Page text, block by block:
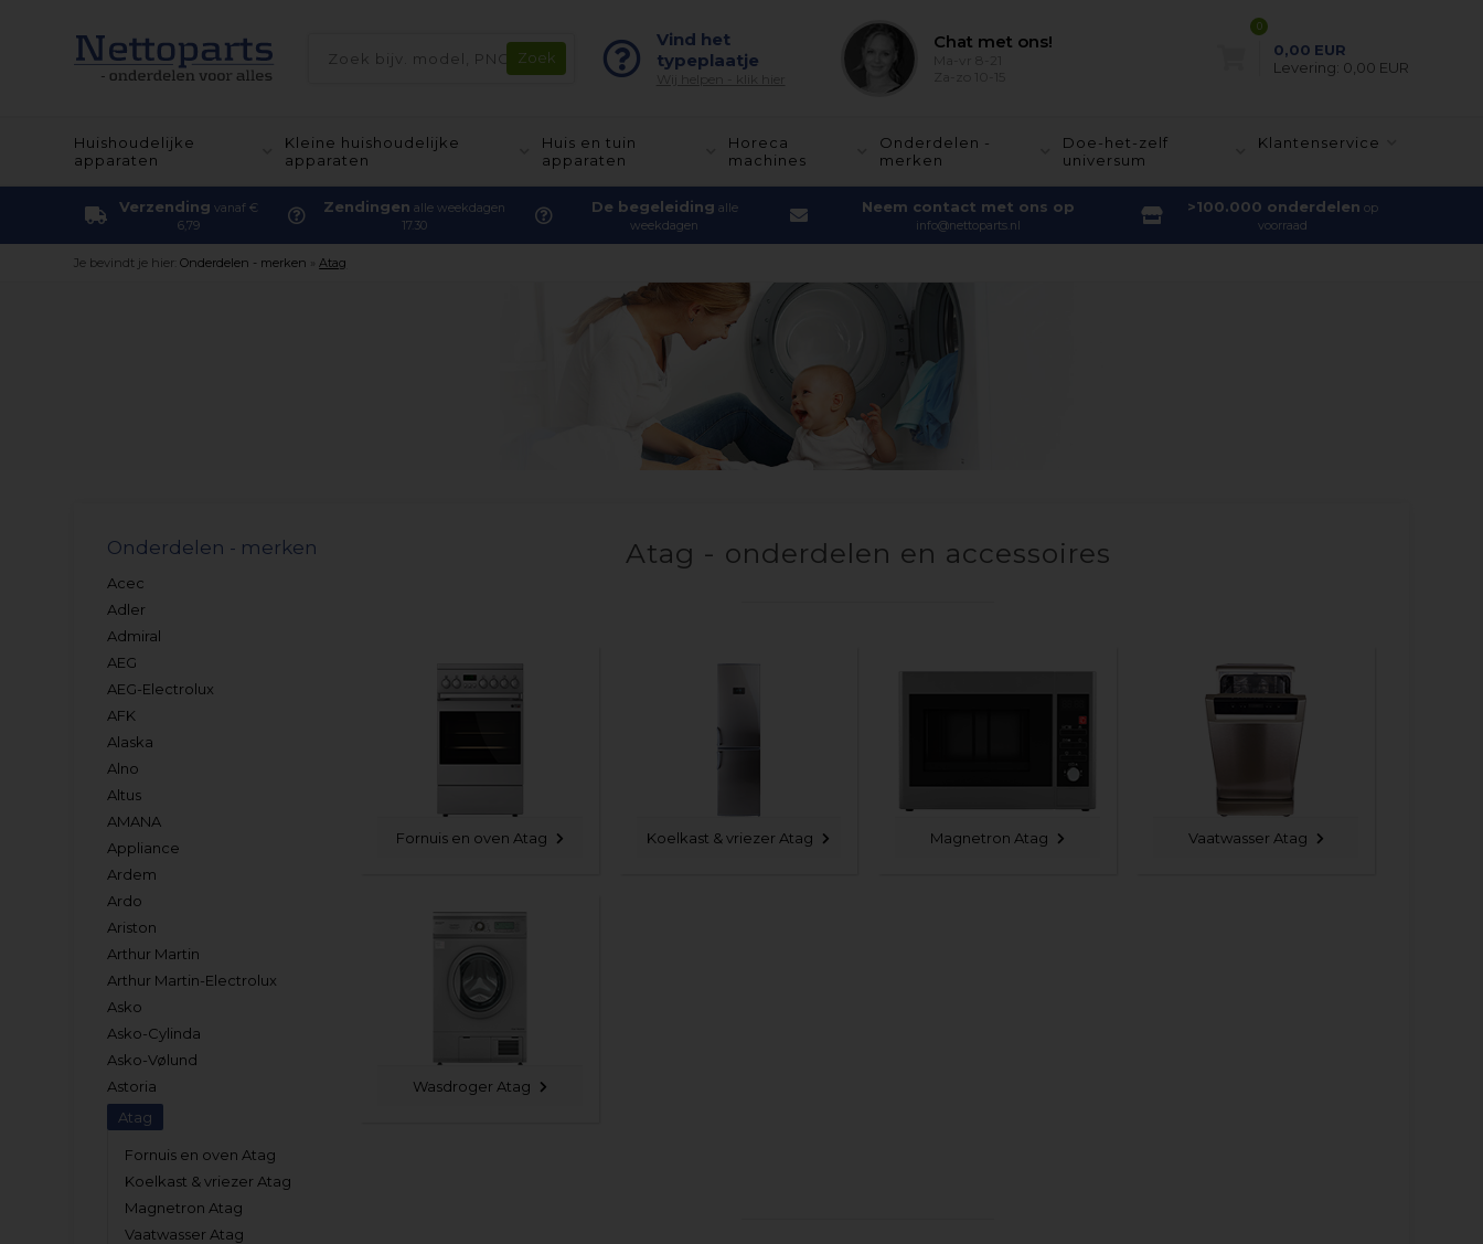
Vind het
typeplaatje
Chat met ons!
0
0,00 EUR
Levering: 0,00 EUR
Huishoudelijke
apparaten
Kleine huishoudelijke
apparaten
Huis en tuin
apparaten
Horeca
machines
Onderdelen -
merken
Doe-het-zelf
universum
Klantenservice
Verzending vanaf €
6,79
Zendingen alle weekdagen
17.30
De begeleiding alle
weekdagen
Neem contact met ons op
info@nettoparts.nl
>100.000 onderdelen op
voorraad
Je bevindt je hier: Onderdelen - merken »Atag
Onderdelen - merken
Acec
Adler
Admiral
AEG
AEG-Electrolux
AFK
Alaska
Alno
Altus
AMANA
Appliance
Ardem
Ardo
Ariston
Arthur Martin
Arthur Martin-Electrolux
Asko
Asko-Cylinda
Asko-Vølund
Astoria
Atag
Fornuis en oven Atag
Koelkast & vriezer Atag
Magnetron Atag
Vaatwasser Atag
Atag - onderdelen en accessoires
Fornuis en oven Atag Koelkast & vriezer Atag Magnetron Atag Vaatwasser Atag
Wasdroger Atag